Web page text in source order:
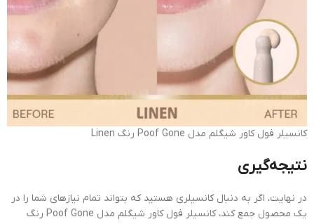
کانسیلر فول کاور شیگلم مدل Poof Gone رنگ Linen
نتیجه‌گیری
در نهایت، اگر به دنبال کانسیلری هستید که بتواند تمام نیازهای شما را در
یک محصول جمع کند، کانسیلر فول کاور شیگلم مدل Poof Gone رنگ